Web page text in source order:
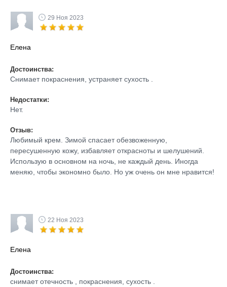
29 Ноя 2023
Елена
Достоинства:
Снимает покраснения, устраняет сухость .
Недостатки:
Нет.
Отзыв:
Любимый крем. Зимой спасает обезвоженную,
пересушенную кожу, избавляет открасноты и шелушений.
Использую в основном на ночь, не каждый день. Иногда
меняю, чтобы экономно было. Но уж очень он мне нравится!
22 Ноя 2023
Елена
Достоинства:
снимает отечность , покраснения, сухость .